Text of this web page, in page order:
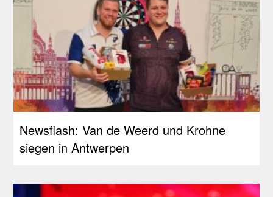
Newsflash: Van de Weerd und Krohne
siegen in Antwerpen